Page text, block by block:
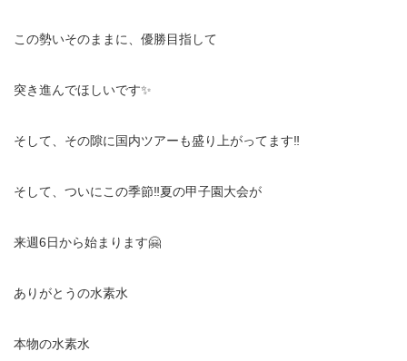
この勢いそのままに、優勝目指して
突き進んでほしいです✨
そして、その隙に国内ツアーも盛り上がってます‼️
そして、ついにこの季節‼️夏の甲子園大会が
来週6日から始まります🤗
ありがとうの水素水
本物の水素水